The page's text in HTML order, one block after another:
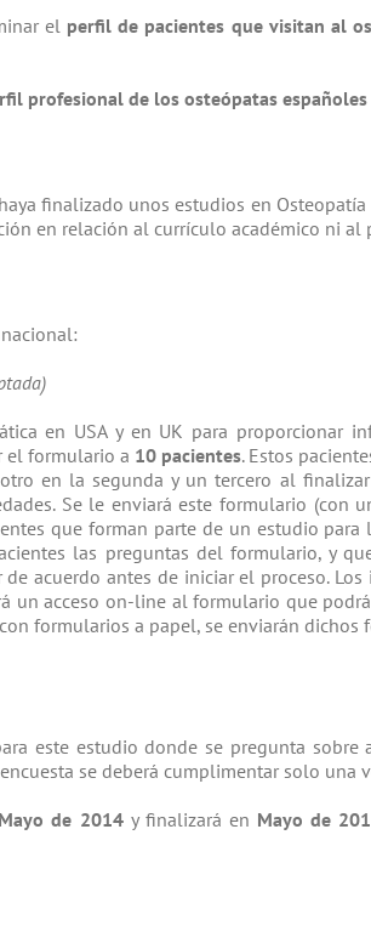
perfil de pacientes que visitan al
finalizado unos estudios en
en relación al currículo académico ni
en USA y en UK para proporcionar
el formulario a10 pacientes. Estos
en la segunda y un tercero al
Se le enviará este formulario
que forman parte de un estudio
las preguntas del formulario, y
acuerdo antes de iniciar el proceso.
acceso on-line al formulario que
se deberá cumplimentar solo una